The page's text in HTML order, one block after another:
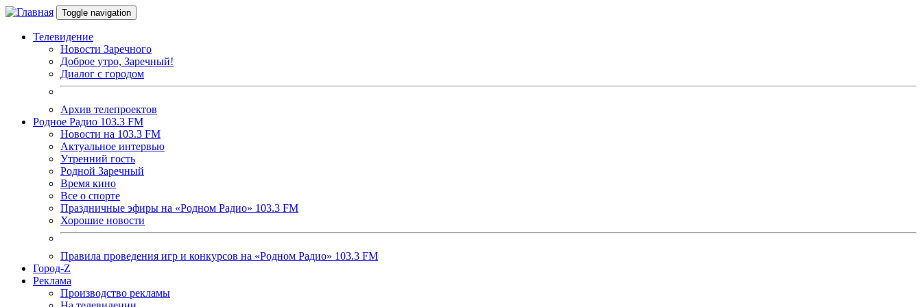
Перейти к основному содержанию
Toggle navigation
Телевидение
Новости Заречного
Доброе утро, Заречный!
Диалог с городом
Архив телепроектов
Родное Радио 103.3 FM
Новости на 103.3 FM
Актуальное интервью
Утренний гость
Родной Заречный
Время кино
Все о спорте
Праздничные эфиры на «Родном Радио» 103.3 FM
Хорошие новости
Правила проведения игр и конкурсов на «Родном Радио» 103.3 FM
Город-Z
Реклама
Производство рекламы